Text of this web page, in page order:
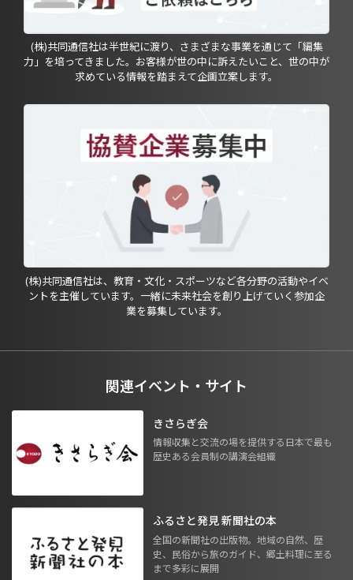
(株)共同通信社は半世紀に渡り、さまざまな事業を通じて「編集
力」を培ってきました。お客様が世の中に訴えたいこと、世の中が
求めている情報を踏まえて企画立案します。
(株)共同通信社は、教育・文化・スポーツなど各分野の活動やイベ
ントを主催しています。一緒に未来社会を創り上げていく参加企
業を募集しています。
関連イベント・サイト
きさらぎ会
情報収集と交流の場を提供する日本で最も
歴史ある会員制の講演会組織
ふるさと発見 新聞社の本
全国の新聞社の出版物。地域の自然、歴
史、民俗から旅のガイド、郷土料理に至る
まで多彩に展開